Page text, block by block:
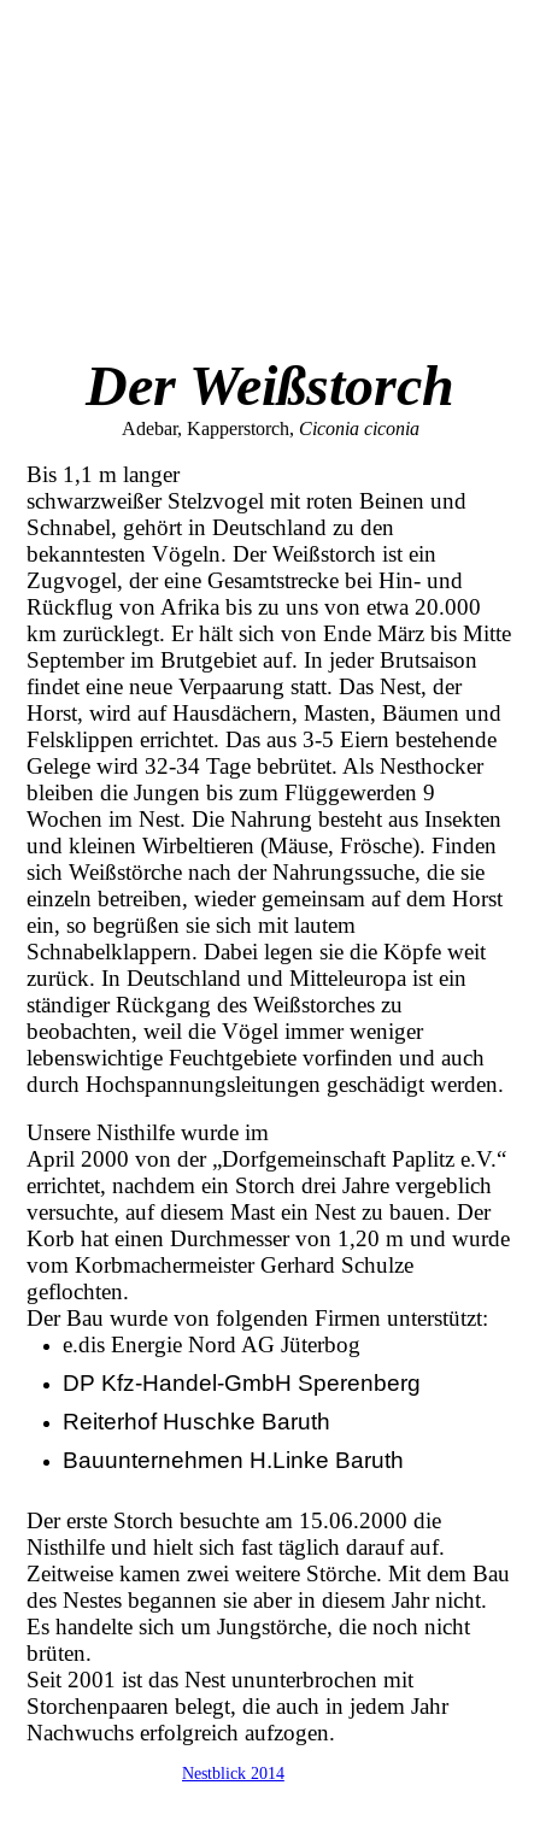
Der Weißstorch
Adebar, Kapperstorch, Ciconia ciconia
Bis 1,1 m langer
schwarzweißer Stelzvogel mit roten Beinen und
Schnabel, gehört in Deutschland zu den
bekanntesten Vögeln. Der Weißstorch ist ein
Zugvogel, der eine Gesamtstrecke bei Hin- und
Rückflug von Afrika bis zu uns von etwa 20.000
km zurücklegt. Er hält sich von Ende März bis Mitte
September im Brutgebiet auf. In jeder Brutsaison
findet eine neue Verpaarung statt. Das Nest, der
Horst, wird auf Hausdächern, Masten, Bäumen und
Felsklippen errichtet. Das aus 3-5 Eiern bestehende
Gelege wird 32-34 Tage bebrütet. Als Nesthocker
bleiben die Jungen bis zum Flüggewerden 9
Wochen im Nest. Die Nahrung besteht aus Insekten
und kleinen Wirbeltieren (Mäuse, Frösche). Finden
sich Weißstörche nach der Nahrungssuche, die sie
einzeln betreiben, wieder gemeinsam auf dem Horst
ein, so begrüßen sie sich mit lautem
Schnabelklappern. Dabei legen sie die Köpfe weit
zurück. In Deutschland und Mitteleuropa ist ein
ständiger Rückgang des Weißstorches zu
beobachten, weil die Vögel immer weniger
lebenswichtige Feuchtgebiete vorfinden und auch
durch Hochspannungsleitungen geschädigt werden.
Unsere Nisthilfe wurde im
April 2000 von der „Dorfgemeinschaft Paplitz e.V.“
errichtet, nachdem ein Storch drei Jahre vergeblich
versuchte, auf diesem Mast ein Nest zu bauen. Der
Korb hat einen Durchmesser von 1,20 m und wurde
vom Korbmachermeister Gerhard Schulze
geflochten.
Der Bau wurde von folgenden Firmen unterstützt:
e.dis Energie Nord AG Jüterbog
DP Kfz-Handel-GmbH Sperenberg
Reiterhof Huschke Baruth
Bauunternehmen H.Linke Baruth
Der erste Storch besuchte am 15.06.2000 die
Nisthilfe und hielt sich fast täglich darauf auf.
Zeitweise kamen zwei weitere Störche. Mit dem Bau
des Nestes begannen sie aber in diesem Jahr nicht.
Es handelte sich um Jungstörche, die noch nicht
brüten.
Seit 2001 ist das Nest ununterbrochen mit
Storchenpaaren belegt, die auch in jedem Jahr
Nachwuchs erfolgreich aufzogen.
Nestblick 2014